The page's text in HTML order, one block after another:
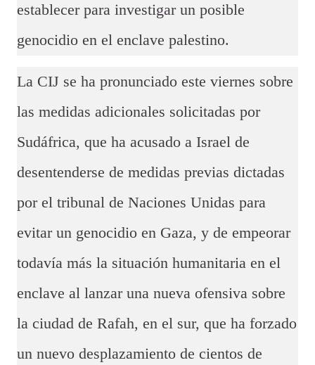
establecer para investigar un posible
genocidio en el enclave palestino.
La CIJ se ha pronunciado este viernes sobre
las medidas adicionales solicitadas por
Sudáfrica, que ha acusado a Israel de
desentenderse de medidas previas dictadas
por el tribunal de Naciones Unidas para
evitar un genocidio en Gaza, y de empeorar
todavía más la situación humanitaria en el
enclave al lanzar una nueva ofensiva sobre
la ciudad de Rafah, en el sur, que ha forzado
un nuevo desplazamiento de cientos de